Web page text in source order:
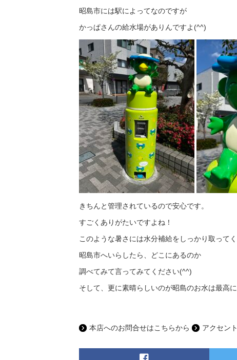
昭島市には駅によってなのですが
かっぱさんの給水場がありんですよ(^^)
きちんと管理されているので安心です。
すごくありがたいですよね！
このような暑さには水分補給をしっかり取ってく
昭島市へいらしたら、どこにあるのか
調べてみて言ってみてください(^^)
そして、更に素晴らしいのが昭島のお水は最高
本店へのお問合せはこちらから アクセン